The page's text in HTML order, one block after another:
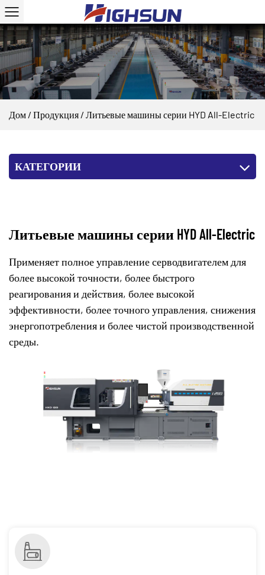
Дом / Продукция / Литьевые машины серии HYD All-Electric
КАТЕГОРИИ
Литьевые машины серии HYD All-Electric
Применяет полное управление серводвигателем для
более высокой точности, более быстрого
реагирования и действия, более высокой
эффективности, более точного управления, снижения
энергопотребления и более чистой производственной
среды.